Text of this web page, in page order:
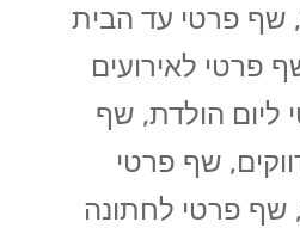
שף פרטי עד הבית
פרטי לאירועים
ליום הולדת, שף
שף פרטי
שף פרטי לחתונה